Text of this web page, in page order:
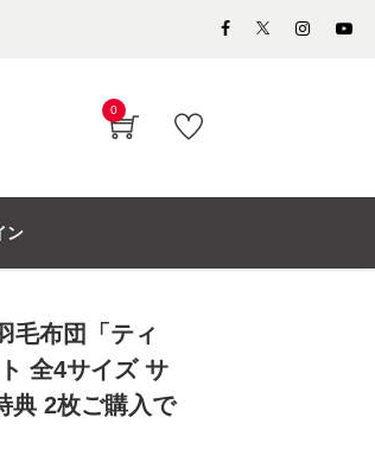
0
ン
毛布団「ティ
全4サイズ サ
典 2枚ご購入で